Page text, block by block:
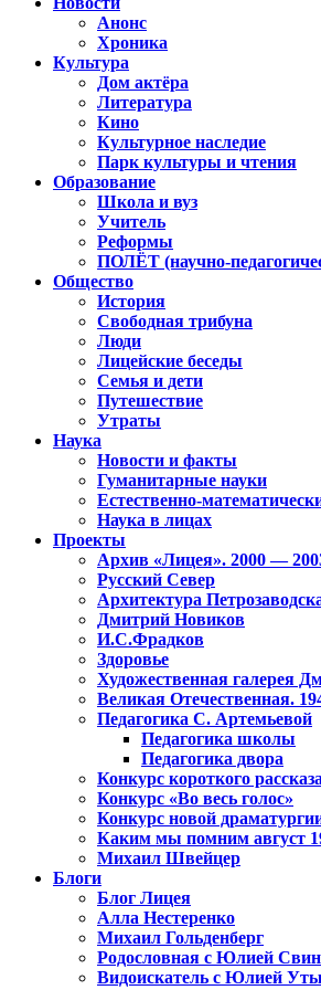
Анонс
Хроника
Культура
Дом актёра
Литература
Кино
Культурное наследие
Парк культуры и чтения
Образование
Школа и вуз
Учитель
Реформы
ПОЛЁТ (научно-
Общество
История
Свободная трибуна
Люди
Лицейские беседы
Семья и дети
Путешествие
Утраты
Наука
Новости и факты
Гуманитарные науки
Естественно-
Наука в лицах
Проекты
Архив «Лицея». 2000 —
Русский Север
Архитектура
Дмитрий Новиков
И.С.Фрадков
Здоровье
Художественная галерея
Великая Отечественная.
Педагогика С. Артемьевой
Педагогика школы
Педагогика двора
Конкурс короткого
Конкурс «Во весь голос»
Конкурс новой
Каким мы помним август
Михаил Швейцер
Блоги
Блог Лицея
Алла Нестеренко
Михаил Гольденберг
Родословная с Юлией
Видоискатель с Юлией